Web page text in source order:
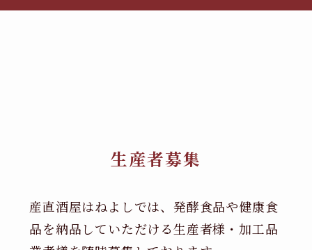
生産者募集
産直酒屋はねよしでは、発酵食品や健康食
品を納品していただける生産者様・加工品